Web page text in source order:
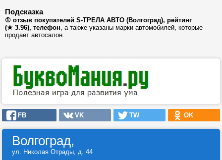
Подсказка
① отзыв покупателей S-ТРЕЛА АВТО (Волгоград), рейтинг
(★ 3.96), телефон, а также указаны марки автомобилей, которые
продает автосалон.
FB VK TW OK
Волгоград,
ул. Николая Отрады, д. 44